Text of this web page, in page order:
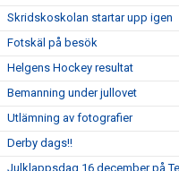
Skridskoskolan startar upp igen
Fotskäl på besök
Helgens Hockey resultat
Bemanning under jullovet
Utlämning av fotografier
Derby dags!!
Julklappsdag 16 december på